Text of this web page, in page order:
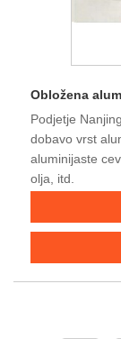
Obložena
Podjetje
dobavo vrst
aluminijaste
olja, itd.